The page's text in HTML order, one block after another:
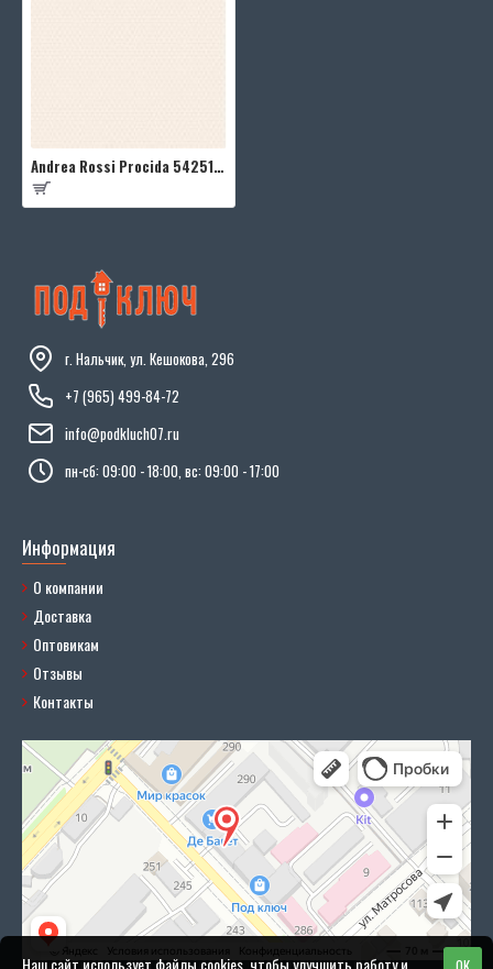
Andrea Rossi Procida 54251-3
г. Нальчик, ул. Кешокова, 296
+7 (965) 499-84-72
info@podkluch07.ru
пн-сб: 09:00 - 18:00, вс: 09:00 - 17:00
Информация
О компании
Доставка
Оптовикам
Отзывы
Контакты
Наш сайт использует файлы cookies, чтобы улучшить работу и